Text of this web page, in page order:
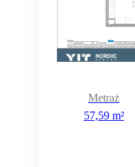
Metraż
57,59 m²